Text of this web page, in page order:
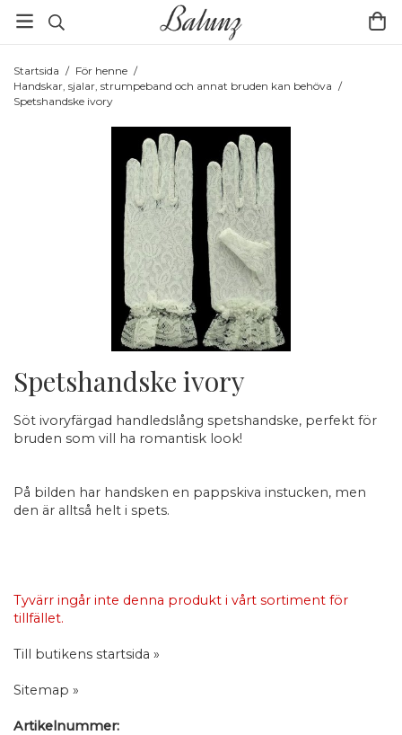
Startsida / För henne /
Handskar, sjalar, strumpeband och annat bruden kan behöva /
Spetshandske ivory
Spetshandske ivory
Söt ivoryfärgad handledslång spetshandske, perfekt för
bruden som vill ha romantisk look!
På bilden har handsken en pappskiva instucken, men
den är alltså helt i spets.
Tyvärr ingår inte denna produkt i vårt sortiment för
tillfället.
Till butikens startsida »
Sitemap »
Artikelnummer: